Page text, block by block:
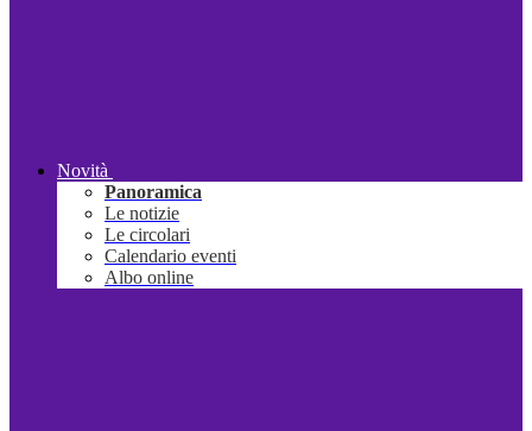
Novità
Panoramica
Le notizie
Le circolari
Calendario eventi
Albo online